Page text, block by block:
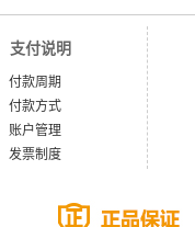
支付说明
付款周期
付款方式
账户管理
发票制度